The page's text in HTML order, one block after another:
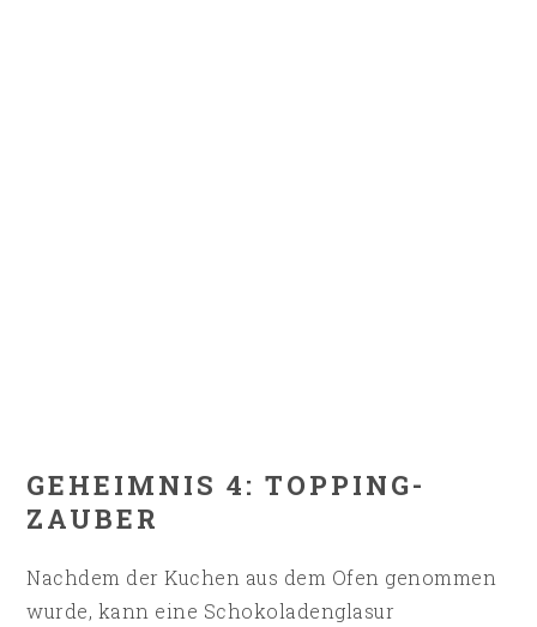
GEHEIMNIS 4: TOPPING-
ZAUBER
Nachdem der Kuchen aus dem Ofen genommen
wurde, kann eine Schokoladenglasur